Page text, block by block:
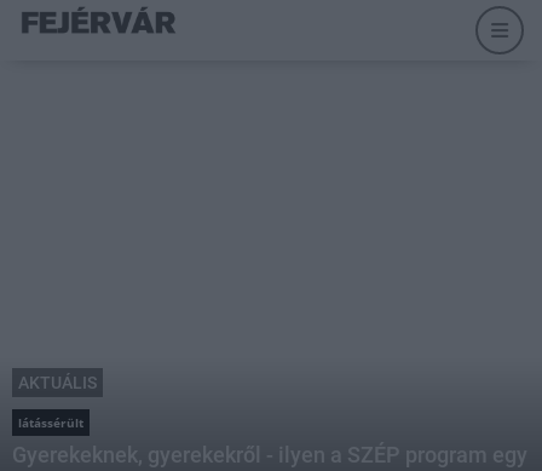
AKTUÁLIS
látássérült
Gyerekeknek, gyerekekről - ilyen a SZÉP program egy